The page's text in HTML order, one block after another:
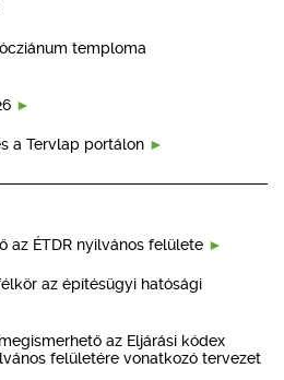
temploma
a Tervlap portálon
az ÉTDR nyilvános felülete
az építésügyi hatósági
az Eljárási kódex
felületére vonatkozó tervezet